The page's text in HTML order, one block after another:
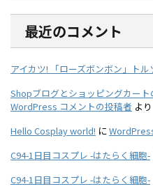
最近のコメント
アイカツ! 「ローズボンボン」トル
Shopブログとショッピングカー
WordPress コメントの投稿者 より
Hello Cosplay world! に
C94-1日目コスプレ -はたらく細胞-
C94-1日目コスプレ -はたらく細胞-